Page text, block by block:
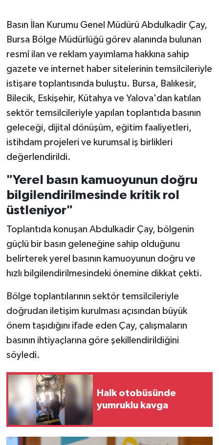
Basın İlan Kurumu Genel Müdürü Abdulkadir Çay,
Bursa Bölge Müdürlüğü görev alanında bulunan
resmî ilan ve reklam yayımlama hakkına sahip
gazete ve internet haber sitelerinin temsilcileriyle
istişare toplantısında buluştu. Bursa, Balıkesir,
Bilecik, Eskişehir, Kütahya ve Yalova'dan katılan
sektör temsilcileriyle yapılan toplantıda basının
geleceği, dijital dönüşüm, eğitim faaliyetleri,
istihdam projeleri ve kurumsal iş birlikleri
değerlendirildi.
"Yerel basın kamuoyunun doğru
bilgilendirilmesinde kritik rol
üstleniyor"
Toplantıda konuşan Abdulkadir Çay, bölgenin
güçlü bir basın geleneğine sahip olduğunu
belirterek yerel basının kamuoyunun doğru ve
hızlı bilgilendirilmesindeki önemine dikkat çekti.
Bölge toplantılarının sektör temsilcileriyle
doğrudan iletişim kurulması açısından büyük
önem taşıdığını ifade eden Çay, çalışmaların
basının ihtiyaçlarına göre şekillendirildiğini
söyledi.
Halk otobüsünde
yumruklu kavga
Sonsöz Özel
Vasıta
Yaşam